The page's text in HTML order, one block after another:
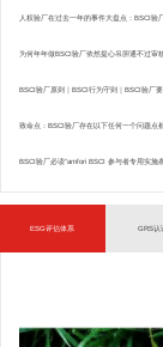
人权验厂在过去一年的事件大盘点：BSCI验
为何年年做BSCI验厂依然提心吊胆通不过审
BSCI验厂原则｜BSCI行为守则｜BSCI验厂要
致命点：BSCI验厂存在以下任何一个问题点
BSCI验厂必读”amfori BSCI 参与者专用实施
ESG评估体系 GRS认